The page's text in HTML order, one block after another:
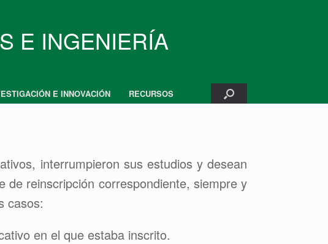
E INGENIERÍA
E INNOVACIÓN RECURSOS
interrumpieron sus estudios y desean
reinscripción correspondiente, siempre y
casos:
en el que estaba inscrito.